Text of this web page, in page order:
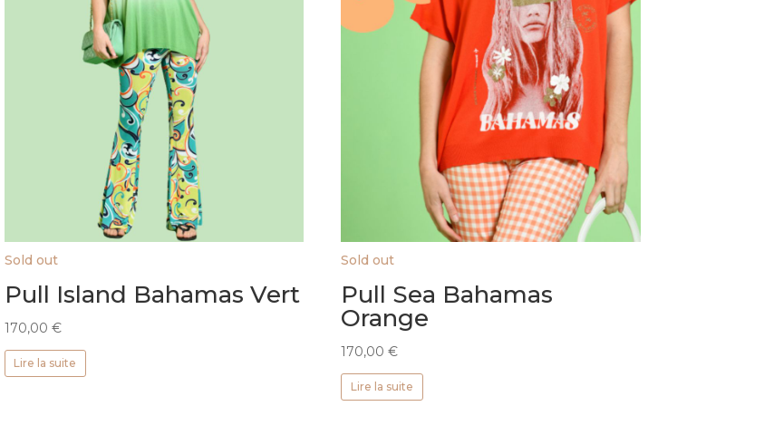
Sold out
Pull Island Bahamas Vert
170,00 €
Lire la suite
Sold out
Pull Sea Bahamas
Orange
170,00€
Lire la suite